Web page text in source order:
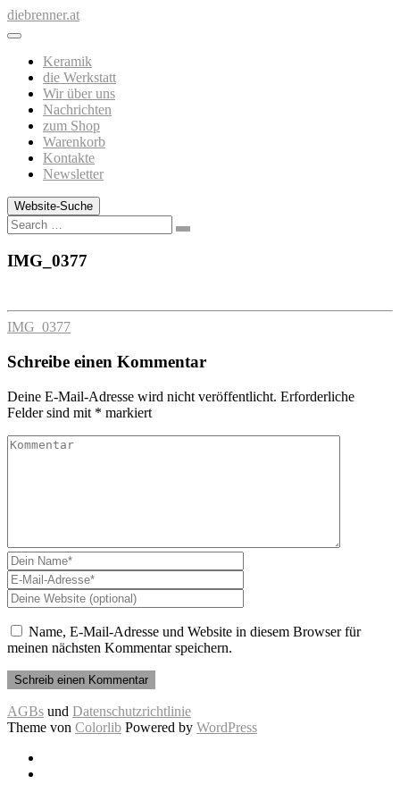
Zum
Inhalt
diebrenner.at
Keramik
die Werkstatt
Wir über uns
Nachrichten
zum Shop
Warenkorb
Kontakte
Newsletter
Website-Suche
Search
IMG_0377
IMG_0377
Schreibe einen Kommentar
Deine E-Mail-Adresse wird nicht veröffentlicht. Erforderliche
Felder sind mit * markiert
Name, E-Mail-Adresse und Website in diesem Browser für
meinen nächsten Kommentar speichern.
AGBs und Datenschutzrichtlinie
Theme von Colorlib Powered by WordPress